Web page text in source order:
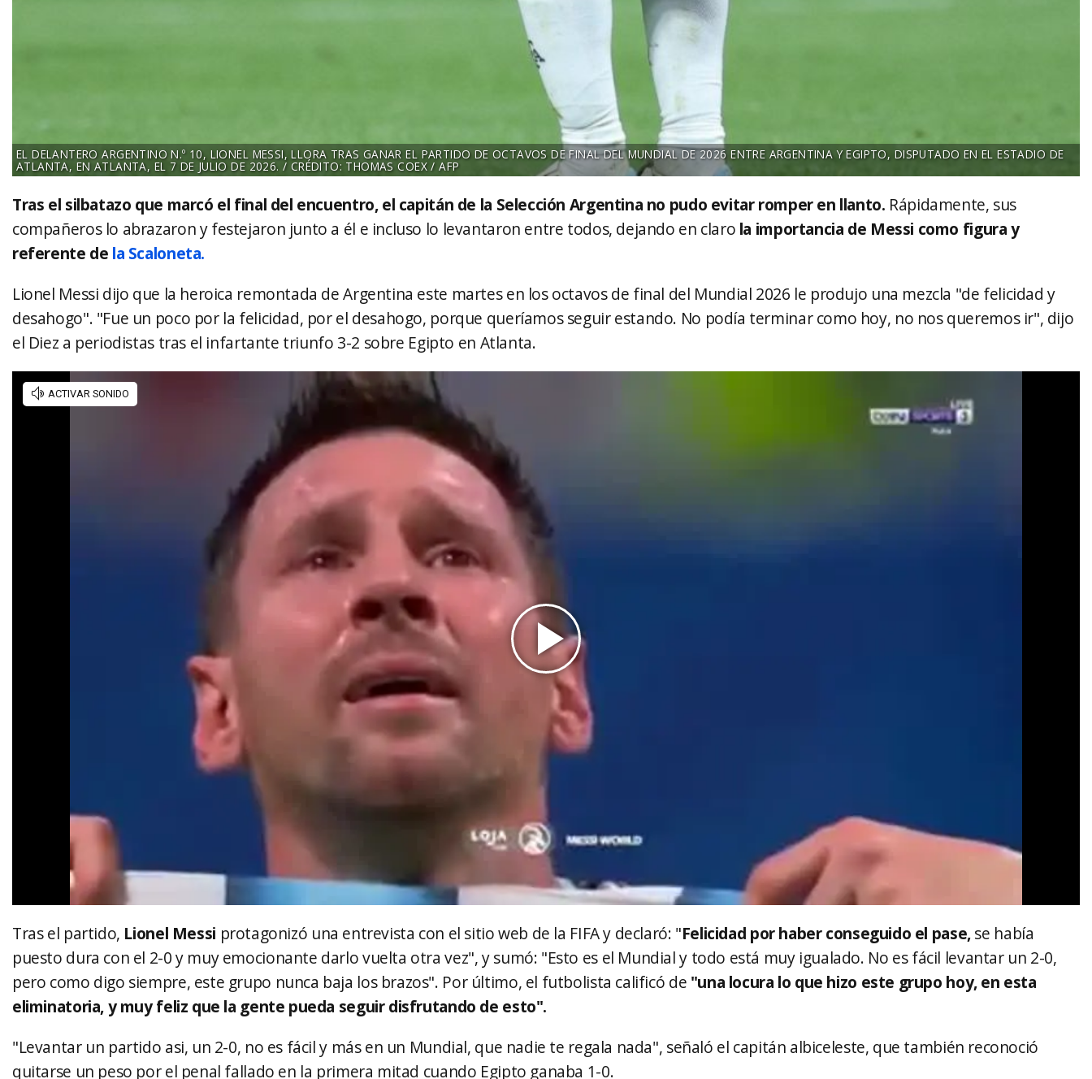
EL DELANTERO ARGENTINO N.º 10, LIONEL MESSI, LLORA TRAS GANAR EL PARTIDO DE OCTAVOS DE FINAL DEL MUNDIAL DE 2026 ENTRE ARGENTINA Y EGIPTO, DISPUTADO EN EL ESTADIO DE
ATLANTA, EN ATLANTA, EL 7 DE JULIO DE 2026. / CRÉDITO: THOMAS COEX / AFP
Tras el silbatazo que marcó el final del encuentro, el capitán de la Selección Argentina no pudo evitar romper en llanto. Rápidamente, sus
compañeros lo abrazaron y festejaron junto a él e incluso lo levantaron entre todos, dejando en claro la importancia de Messi como figura y
referente de la Scaloneta.
Lionel Messi dijo que la heroica remontada de Argentina este martes en los octavos de final del Mundial 2026 le produjo una mezcla "de felicidad y
desahogo". "Fue un poco por la felicidad, por el desahogo, porque queríamos seguir estando. No podía terminar como hoy, no nos queremos ir", dijo
el Diez a periodistas tras el infartante triunfo 3-2 sobre Egipto en Atlanta.
Tras el partido, Lionel Messi protagonizó una entrevista con el sitio web de la FIFA y declaró: "Felicidad por haber conseguido el pase,se había
puesto dura con el 2-0 y muy emocionante darlo vuelta otra vez", y sumó: "Esto es el Mundial y todo está muy igualado. No es fácil levantar un 2-0,
pero como digo siempre, este grupo nunca baja los brazos". Por último, el futbolista calificó de "una locura lo que hizo este grupo hoy, en esta
eliminatoria, y muy feliz que la gente pueda seguir disfrutando de esto".
"Levantar un partido asi, un 2-0, no es fácil y más en un Mundial, que nadie te regala nada", señaló el capitán albiceleste, que también reconoció
quitarse un peso por el penal fallado en la primera mitad cuando Egipto ganaba 1-0.